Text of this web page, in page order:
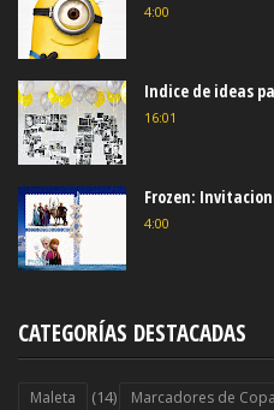
4:00
Indice de ideas
16:01
Frozen:
4:00
CATEGORÍAS DESTACADAS
Maleta (14) Marcadores de